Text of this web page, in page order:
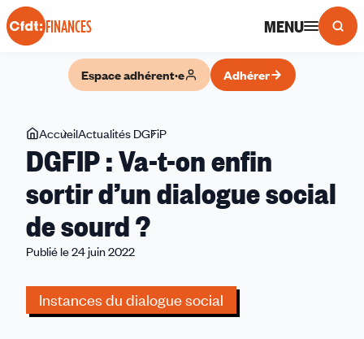
Panneau de gestion des cookies
FINANCES MENU
Espace adhérent·e Adhérer
Vous
êtes
ici
AccueilActualités DGFiP
:
Va-
t-
dialogue
social
DGFIP : Va-t-on enfin
sortir d’un dialogue social
de sourd ?
Publié le 24 juin 2022
Instances du dialogue social